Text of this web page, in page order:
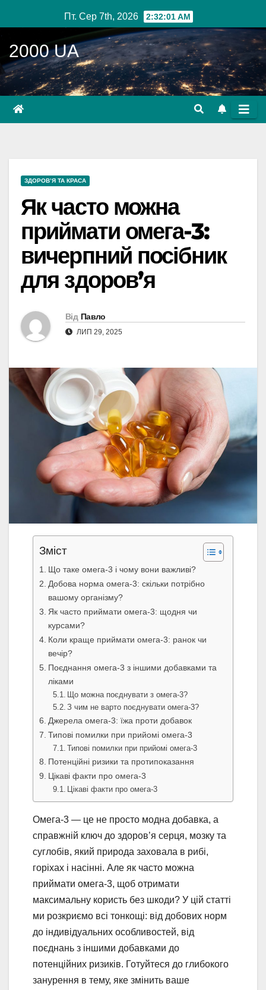
до
вмісту
Пт. Сер 7th, 2026 2:32:02 AM
2000 UA
ЗДОРОВ’Я ТА КРАСА
Як часто можна
приймати омега-3:
вичерпний посібник
для здоров’я
Від Павло
ЛИП 29, 2025
Зміст
Що таке омега-3 і чому вони важливі?
Добова норма омега-3: скільки потрібно
вашому організму?
Як часто приймати омега-3: щодня чи
курсами?
Коли краще приймати омега-3: ранок чи
вечір?
Поєднання омега-3 з іншими добавками та
ліками
Що можна поєднувати з омега-3?
З чим не варто поєднувати омега-3?
Джерела омега-3: їжа проти добавок
Типові помилки при прийомі омега-3
Типові помилки при прийомі омега-3
Потенційні ризики та протипоказання
Цікаві факти про омега-3
Цікаві факти про омега-3
Омега-3 — це не просто модна добавка, а
справжній ключ до здоров’я серця, мозку та
суглобів, який природа заховала в рибі,
горіхах і насінні. Але як часто можна
приймати омега-3, щоб отримати
максимальну користь без шкоди? У цій статті
ми розкриємо всі тонкощі: від добових норм
до індивідуальних особливостей, від
поєднань з іншими добавками до
потенційних ризиків. Готуйтеся до глибокого
занурення в тему, яке змінить ваше